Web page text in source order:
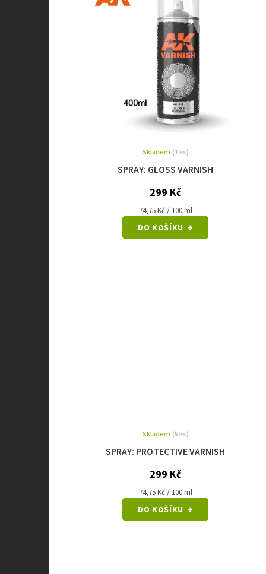
SPRAY: GLOSS VARNISH
Skladem (1 ks)
299 Kč
Měrná
74,75 Kč / 100 ml
DO KOŠÍKU
SPRAY: PROTECTIVE VARNISH
Skladem (5 ks)
299 Kč
Měrná
74,75 Kč / 100 ml
DO KOŠÍKU